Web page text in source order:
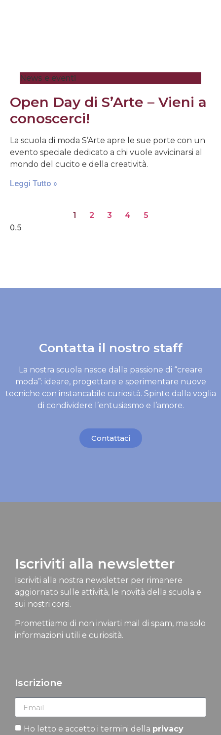
News e eventi
Open Day di S’Arte – Vieni a
conoscerci!
La scuola di moda S’Arte apre le sue porte con un
evento speciale dedicato a chi vuole avvicinarsi al
mondo del cucito e della creatività.
Leggi Tutto »
1 2 3 4 5
Contatta il nostro staff
La nostra scuola nasce dalla passione di “creare
moda”: ideare, progettare e sperimentare nuove
tecniche con instancabile curiosità. Spinte dalla voglia
di condividere l’entusiasmo e l’amore.
Contattaci
Iscriviti alla newsletter
Iscriviti alla nostra newsletter per rimanere
aggiornato sulle attività, le novità della scuola e
sui nostri corsi.
Promettiamo di non inviarti mail di spam, ma solo
informazioni utili e curiosità.
Iscrizione
Ho letto e accetto i termini della privacy